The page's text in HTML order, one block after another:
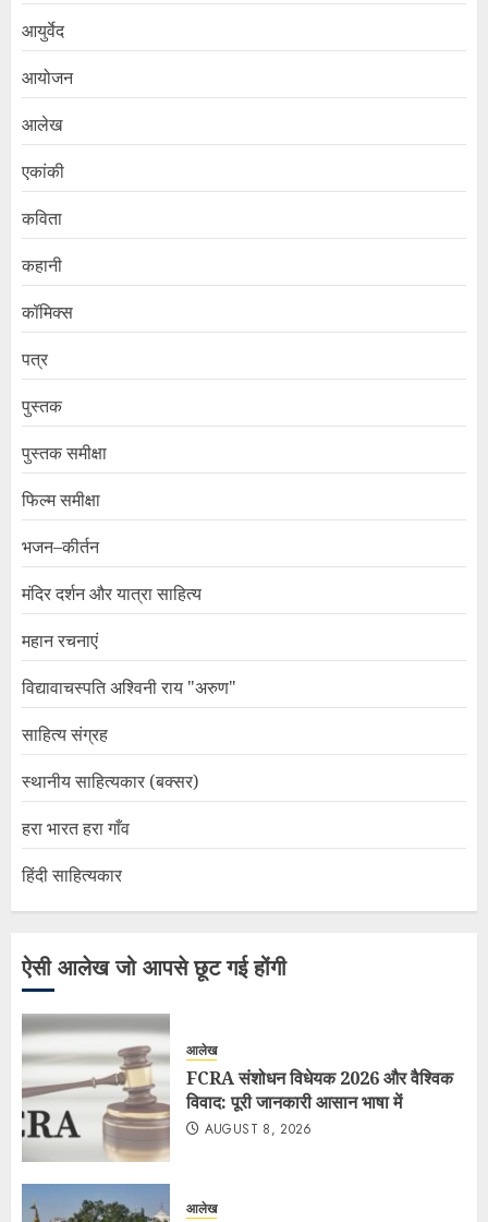
आयुर्वेद
आयोजन
आलेख
एकांकी
कविता
कहानी
कॉमिक्स
पत्र
पुस्तक
पुस्तक समीक्षा
फिल्म समीक्षा
भजन–कीर्तन
मंदिर दर्शन और यात्रा साहित्य
महान रचनाएं
विद्यावाचस्पति अश्विनी राय "अरुण"
साहित्य संग्रह
स्थानीय साहित्यकार (बक्सर)
हरा भारत हरा गाँव
हिंदी साहित्यकार
ऐसी आलेख जो आपसे छूट गई होंगी
आलेख
FCRA संशोधन विधेयक 2026 और वैश्विक
विवाद: पूरी जानकारी आसान भाषा में
AUGUST 8, 2026
आलेख